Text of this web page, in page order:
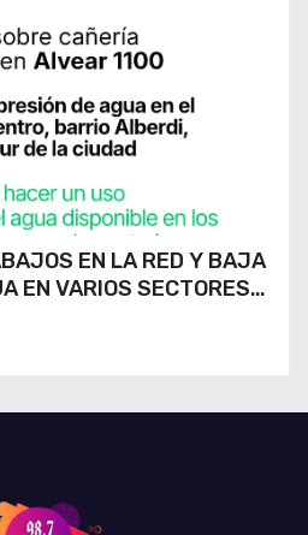
EN LA RED Y BAJA
EN VARIOS SECTORES